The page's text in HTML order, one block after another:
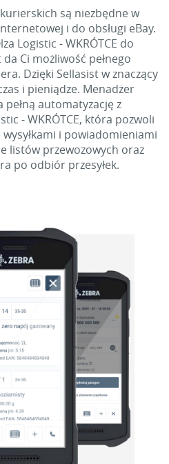
są niezbędne w
i do obsługi eBay.
Logistic - WKRÓTCE do
Ci możliwość pełnego
Dzięki Sellasist w znaczący
i pieniądze. Menadżer
pełną automatyzację z
- WKRÓTCE, która pozwoli
wysyłkami i powiadomieniami
listów przewozowych oraz
po odbiór przesyłek.